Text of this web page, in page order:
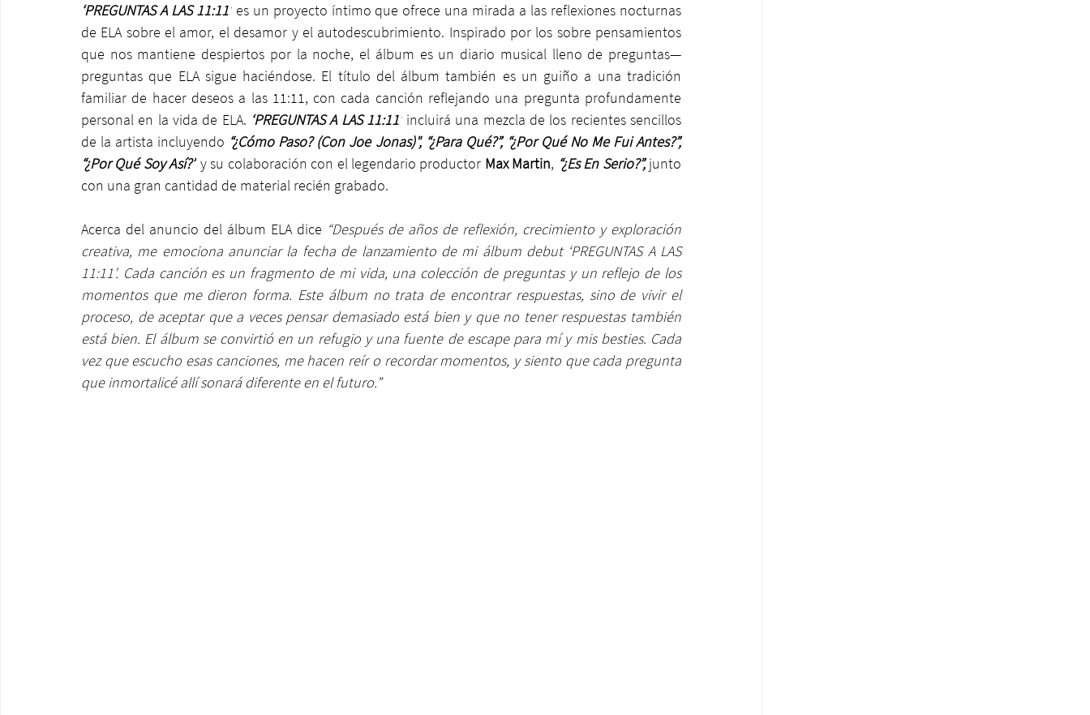
‘PREGUNTAS A LAS 11:11’ es un proyecto íntimo que ofrece una mirada a las reflexiones nocturnas
de ELA sobre el amor, el desamor y el autodescubrimiento. Inspirado por los sobre pensamientos
que nos mantiene despiertos por la noche, el álbum es un diario musical lleno de preguntas—
preguntas que ELA sigue haciéndose. El título del álbum también es un guiño a una tradición
familiar de hacer deseos a las 11:11, con cada canción reflejando una pregunta profundamente
personal en la vida de ELA. ‘PREGUNTAS A LAS 11:11’ incluirá una mezcla de los recientes sencillos
de la artista incluyendo “¿Cómo Paso? (Con Joe Jonas)", “¿Para Qué?”, “¿Por Qué No Me Fui Antes?”,
“¿Por Qué Soy Así?” y su colaboración con el legendario productor Max Martin, “¿Es En Serio?”, junto
con una gran cantidad de material recién grabado.
Acerca del anuncio del álbum ELA dice “Después de años de reflexión, crecimiento y exploración
creativa, me emociona anunciar la fecha de lanzamiento de mi álbum debut ‘PREGUNTAS A LAS
11:11’. Cada canción es un fragmento de mi vida, una colección de preguntas y un reflejo de los
momentos que me dieron forma. Este álbum no trata de encontrar respuestas, sino de vivir el
proceso, de aceptar que a veces pensar demasiado está bien y que no tener respuestas también
está bien. El álbum se convirtió en un refugio y una fuente de escape para mí y mis besties. Cada
vez que escucho esas canciones, me hacen reír o recordar momentos, y siento que cada pregunta
que inmortalicé allí sonará diferente en el futuro.”